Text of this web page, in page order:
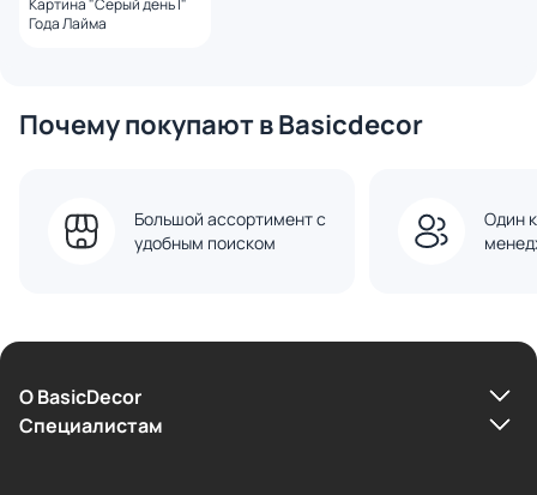
Картина "Серый день I"
Года Лайма
Почему покупают в Basicdecor
Большой ассортимент с
удобным поиском
Один
О BasicDecor
Cпециалистам